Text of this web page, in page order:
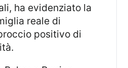
ha evidenziato la
reale di
positivo di